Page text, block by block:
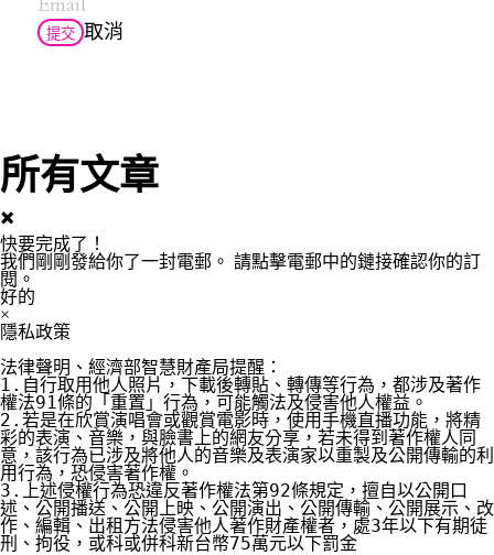
提交 取消
所有文章
×
快要完成了！
我們剛剛發給你了一封電郵。 請點擊電郵中的鏈接確認你的訂
閱。
好的
×
隱私政策
法律聲明、經濟部智慧財產局提醒：
1.自行取用他人照片，下載後轉貼、轉傳等行為，都涉及著作
權法91條的「重置」行為，可能觸法及侵害他人權益。
2.若是在欣賞演唱會或觀賞電影時，使用手機直播功能，將精
彩的表演、音樂，與臉書上的網友分享，若未得到著作權人同
意，該行為已涉及將他人的音樂及表演家以重製及公開傳輸的利
用行為，恐侵害著作權。
3.上述侵權行為恐違反著作權法第92條規定，擅自以公開口
述、公開播送、公開上映、公開演出、公開傳輸、公開展示、改
作、編輯、出租方法侵害他人著作財產權者，處3年以下有期徒
刑、拘役，或科或併科新台幣75萬元以下罰金